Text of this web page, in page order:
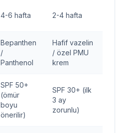
4-6 hafta 2-4 hafta
Bepanthen
/
Panthenol
Hafif vazelin
/ özel PMU
krem
SPF 50+
(ömür
boyu
önerilir)
SPF 30+ (ilk
3 ay
zorunlu)